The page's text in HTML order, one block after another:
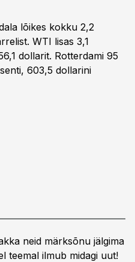
lõikes kokku 2,2
WTI lisas 3,1
dollarit. Rotterdami 95
603,5 dollarini
neid märksõnu jälgima
teemal ilmub midagi uut!